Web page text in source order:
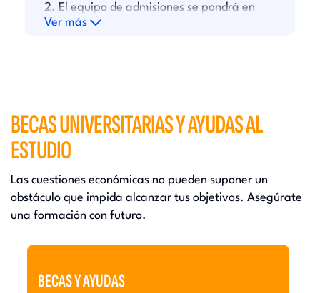
El equipo de admisiones se pondrá en
contacto contigo para coordinar una
Ver más
BECAS UNIVERSITARIAS Y AYUDAS AL
ESTUDIO
Las cuestiones económicas no pueden suponer un
obstáculo que impida alcanzar tus objetivos. Asegúrate
una formación con futuro.
BECAS Y AYUDAS